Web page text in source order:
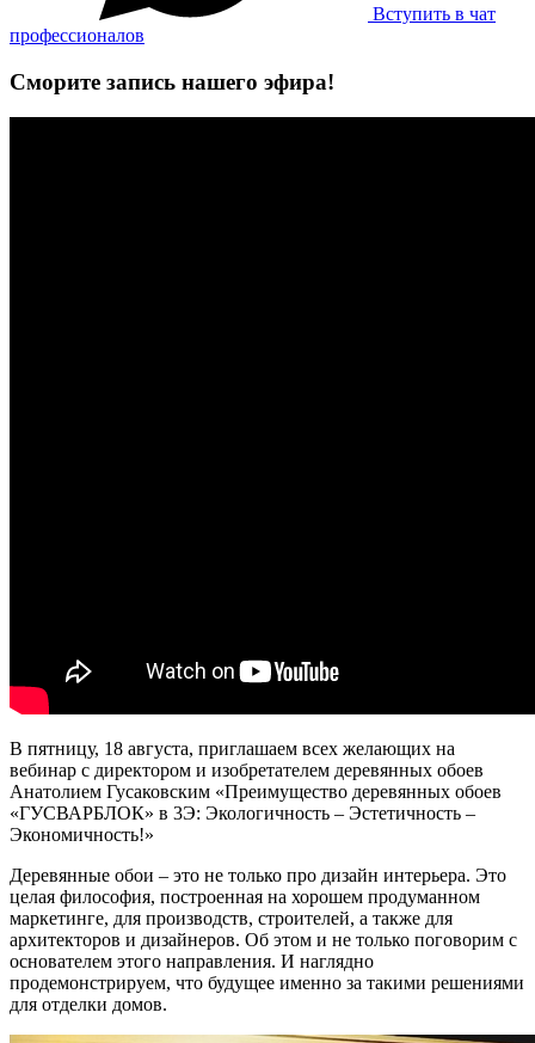
Вступить в чат
профессионалов
Сморите запись нашего эфира!
В пятницу, 18 августа, приглашаем всех желающих на
вебинар с директором и изобретателем деревянных обоев
Анатолием Гусаковским «Преимущество деревянных обоев
«ГУСВАРБЛОК» в 3Э: Экологичность – Эстетичность –
Экономичность!»
Деревянные обои – это не только про дизайн интерьера. Это
целая философия, построенная на хорошем продуманном
маркетинге, для производств, строителей, а также для
архитекторов и дизайнеров. Об этом и не только поговорим с
основателем этого направления. И наглядно
продемонстрируем, что будущее именно за такими решениями
для отделки домов.